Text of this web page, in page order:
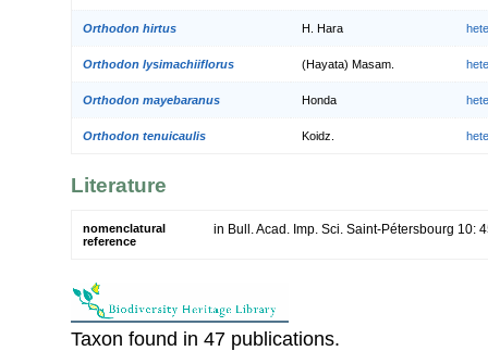
Orthodon hirtus H. Hara
Orthodon lysimachiiflorus (Hayata) Masam.
Orthodon mayebaranus Honda
Orthodon tenuicaulis Koidz.
Literature
nomenclatural
reference
in Bull. Acad. Imp. Sci. Saint-Pétersbourg 10:
Taxon found in 47 publications.